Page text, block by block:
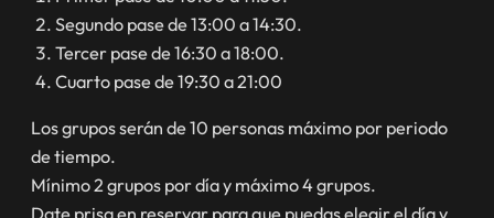
Segundo pase de 13:00 a 14:30.
Tercer pase de 16:30 a 18:00.
Cuarto pase de 19:30 a 21:00
Los grupos serán de 10 personas máximo por periodo
de tiempo.
Mínimo 2 grupos por día y máximo 4 grupos.